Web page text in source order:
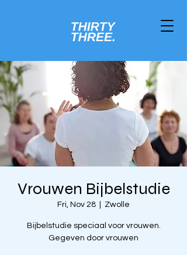
Vrouwen Bijbelstudie
Fri, Nov 28 Zwolle
Bijbelstudie speciaal voor vrouwen.
Gegeven door vrouwen